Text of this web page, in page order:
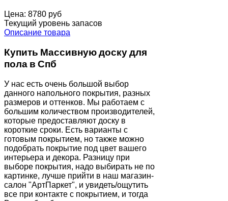
Цена: 8780 руб
Текущий уровень запасов
Описание товара
Купить Массивную доску для
пола в Спб
У нас есть очень большой выбор
данного напольного покрытия, разных
размеров и оттенков. Мы работаем с
большим количеством производителей,
которые предоставляют доску в
короткие сроки. Есть варианты с
готовым покрытием, но также можно
подобрать покрытие под цвет вашего
интерьера и декора. Разницу при
выборе покрытия, надо выбирать не по
картинке, лучше прийти в наш магазин-
салон "АртПаркет", и увидеть/ощутить
все при контакте с покрытием, и тогда